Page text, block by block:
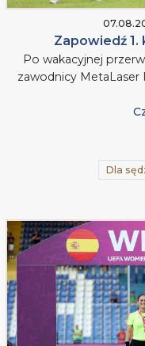
Zapowiedź 1.
Po wakacyjnej
zawodnicy MetaLaser
Dla